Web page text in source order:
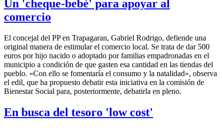
Un 'cheque-bebé' para apoyar al
comercio
El concejal del PP en Trapagaran, Gabriel Rodrigo, defiende una
original manera de estimular el comercio local. Se trata de dar 500
euros por hijo nacido o adoptado por familias empadronadas en el
municipio a condición de que gasten esa cantidad en las tiendas del
pueblo. «Con ello se fomentaría el consumo y la natalidad», observa
el edil, que ha propuesto debatir esta iniciativa en la comisión de
Bienestar Social para, posteriormente, debatirla en pleno.
En busca del tesoro 'low cost'